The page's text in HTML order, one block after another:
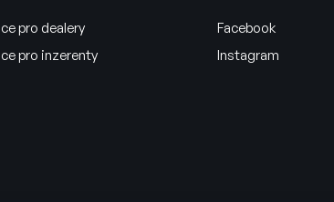
pro dealery
pro inzerenty
Facebook
Instagram